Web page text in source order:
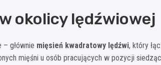
okolicy lędźwiowej
głównie mięsień kwadratowy lędźwi, który
mięśni u osób pracujących w pozycji